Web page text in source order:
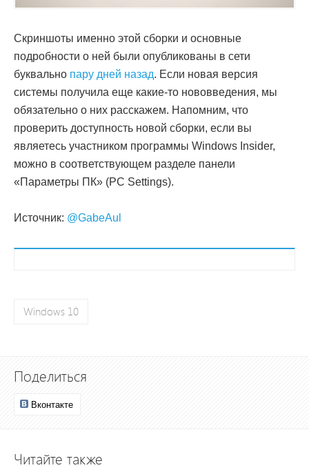
Скриншоты именно этой сборки и основные
подробности о ней были опубликованы в сети
буквально пару дней назад. Если новая версия
системы получила еще какие-то нововведения, мы
обязательно о них расскажем. Напомним, что
проверить доступность новой сборки, если вы
являетесь участником программы Windows Insider,
можно в соответствующем разделе панели
«Параметры ПК» (PC Settings).
Источник: @GabeAul
Windows 10
Поделиться
Вконтакте
Читайте также